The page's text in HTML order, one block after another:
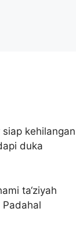
kehilangan
duka
ta‘ziyah